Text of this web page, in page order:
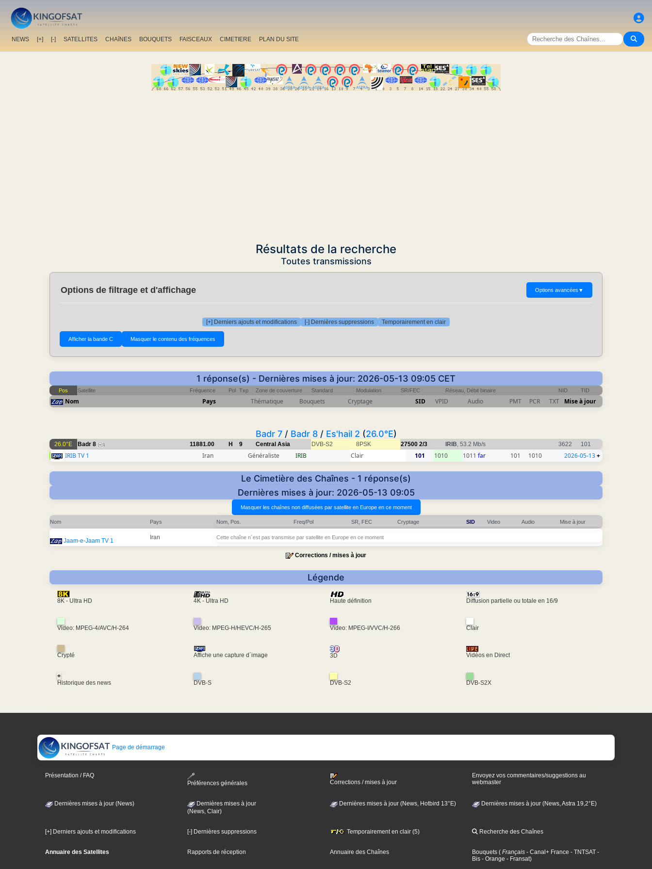
NEWS [+] [-] SATELLITES CHAîNES BOUQUETS FAISCEAUX CIMETIERE PLAN DU SITE
Résultats de la recherche
Toutes transmissions
Options de filtrage et d'affichage Options avancées ▼
[+] Derniers ajouts et modifications [-] Dernières suppressions Temporairement en clair
1 réponse(s) - Dernières mises à jour: 2026-05-13 09:05 CET
Pos Satellite Fréquence Pol Txp Zone de couverture Standard Modulation SR/FEC Réseau, Débit binaire NID TID
Nom Pays Thématique Bouquets Cryptage SID VPID Audio PMT PCR TXT Mise à jour
Badr 7/ Badr 8/ Es'hail 2 (26.0°E)
26.0°E Badr 8 1 11881.00 H 9 Central Asia DVB-S2 8PSK 27500 2/3 IRIB, 53.2 Mb/s 3622 101
IRIB TV 1 Iran Généraliste IRIB Clair 101 1010 1011 far 101 1010 2026-05-13+
Le Cimetière des Chaînes - 1 réponse(s)
Dernières mises à jour: 2026-05-13 09:05
Nom Pays Nom, Pos. Freq/Pol SR, FEC Cryptage SID Video Audio Mise à jour
Jaam-e-Jaam TV 1 Iran Cette chaîne n´est pas transmise par satellite en Europe en ce moment
Corrections / mises à jour
Légende
8K - Ultra HD 4K - Ultra HD Haute définition Diffusion partielle ou totale en 16/9
Video: MPEG-4/AVC/H-264 Video: MPEG-H/HEVC/H-265 Video: MPEG-I/VVC/H-266 Clair
Crypté Affiche une capture d´image 3D Vidéos en Direct
+
Historique des news
DVB-S DVB-S2 DVB-S2X
Page de démarrage
Présentation / FAQ
Préférences générales
Corrections / mises à jour
Envoyez vos commentaires/suggestions au
webmaster
Dernières mises à jour (News)
Dernières mises à jour
(News, Clair)
Dernières mises à jour (News, Hotbird 13°E) Dernières mises à jour (News, Astra 19,2°E)
[+] Derniers ajouts et modifications [-] Dernières suppressions Temporairement en clair (5) Recherche des Chaînes
Annuaire des Satellites Rapports de réception Annuaire des Chaînes Bouquets ( Français - Canal+ France - TNTSAT -
Bis - Orange - Fransat)